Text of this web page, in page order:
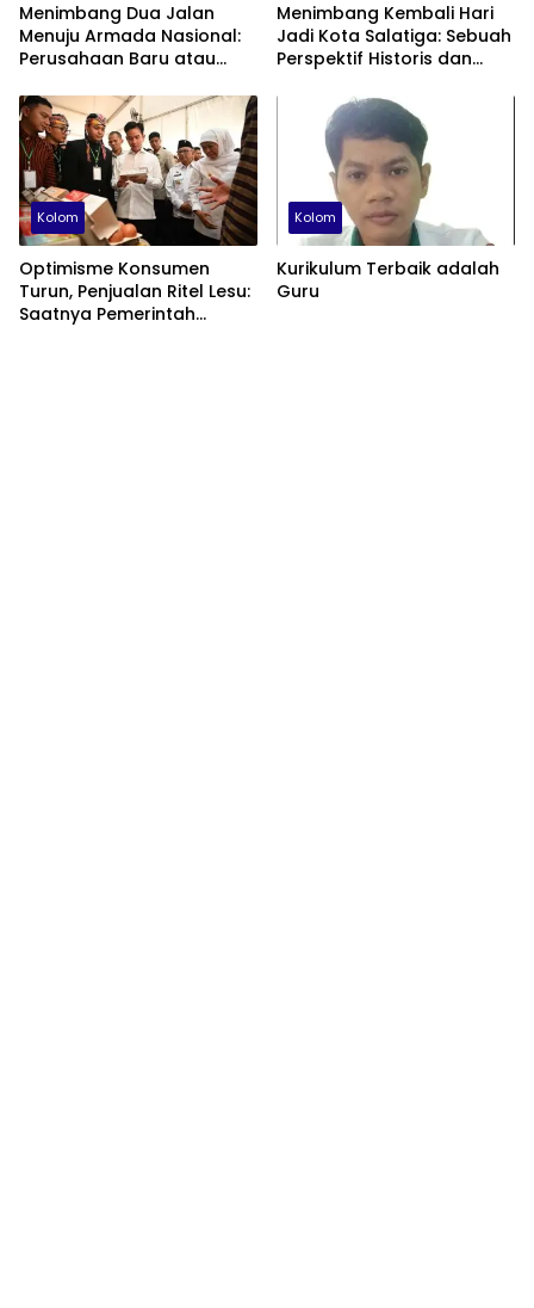
Menimbang Dua Jalan
Menuju Armada Nasional:
Perusahaan Baru atau
Menimbang Kembali Hari
Jadi Kota Salatiga: Sebuah
Perspektif Historis dan
Kolom
Optimisme Konsumen
Turun, Penjualan Ritel Lesu:
Saatnya Pemerintah
Kolom
Kurikulum Terbaik adalah
Guru